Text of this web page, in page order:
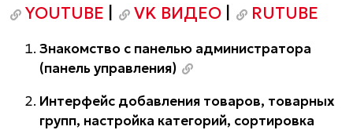
YOUTUBE VK ВИДЕО RUTUBE
Знакомство с панелью администратора
(панель управления)
Интерфейс добавления товаров, товарных
групп, настройка категорий, сортировка